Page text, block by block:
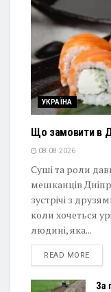
УКРАЇНА
Що замовити в
08.08.2026
Суші та роли
мешканців
зустрічі з
коли хочеться
людині, яка...
READ MORE
За